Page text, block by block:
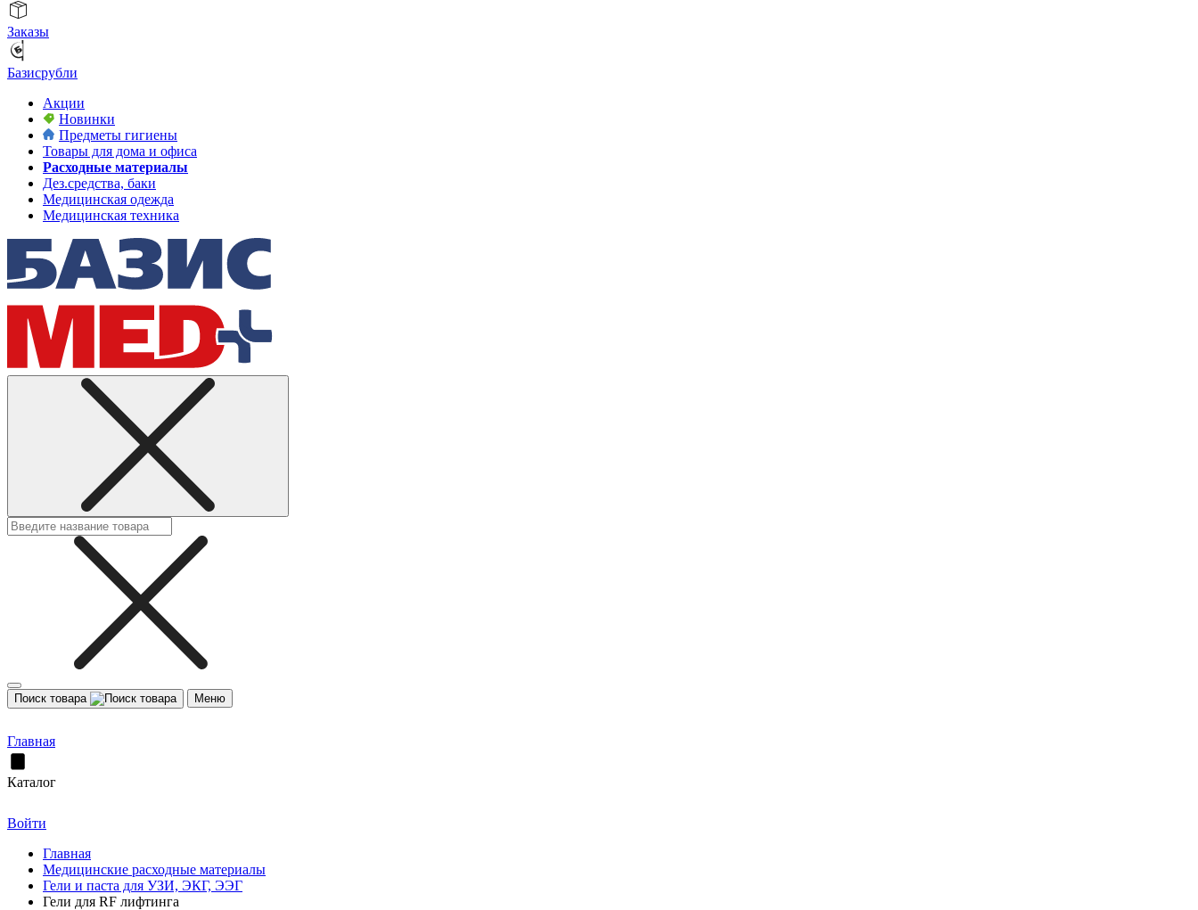
Заказы
Базисрубли
Акции
Новинки
Предметы гигиены
Товары для дома и офиса
Расходные материалы
Дез.средства, баки
Медицинская одежда
Медицинская техника
Поиск товара Меню
Главная
Каталог
Войти
Главная
Медицинские расходные материалы
Гели и паста для УЗИ, ЭКГ, ЭЭГ
Гели для RF лифтинга